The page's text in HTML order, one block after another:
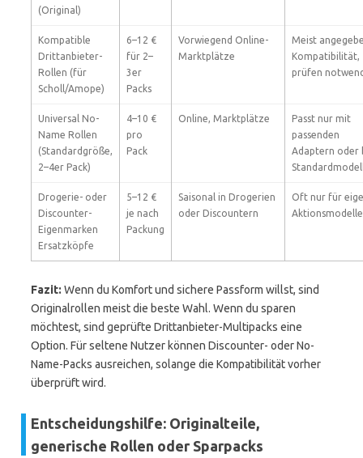
(Original)
Kompatible
Drittanbieter-
Rollen (für
Scholl/Amope)
6–12 €
für 2–
3er
Packs
Vorwiegend Online-
Marktplätze
Meist
Kompatibilität,
prüfen
Universal No-
Name Rollen
(Standardgröße,
2–4er Pack)
4–10 €
pro
Pack
Online, Marktplätze
Passt nur mit
passenden
Adaptern oder
Drogerie- oder
Discounter-
Eigenmarken
Ersatzköpfe
5–12 €
je nach
Packung
Saisonal in Drogerien
oder Discountern
Oft nur für
Aktionsmodelle
Fazit: Wenn du Komfort und sichere Passform willst, sind
Originalrollen meist die beste Wahl. Wenn du sparen
möchtest, sind geprüfte Drittanbieter-Multipacks eine
Option. Für seltene Nutzer können Discounter- oder No-
Name-Packs ausreichen, solange die Kompatibilität vorher
überprüft wird.
Entscheidungshilfe: Originalteile,
generische Rollen oder Sparpacks